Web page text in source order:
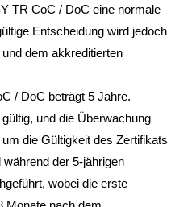
TR CoC / DoC eine normale
Entscheidung wird jedoch
dem akkreditierten
/ DoC beträgt 5 Jahre.
und die Überwachung
die Gültigkeit des Zertifikats
der 5-jährigen
wobei die erste